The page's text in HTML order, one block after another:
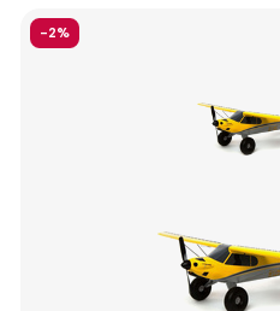
-2%